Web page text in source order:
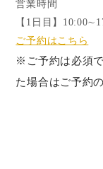
営業時間
【1日目】
ご予約はこちら
※ご予約は必須
た場合はご予約